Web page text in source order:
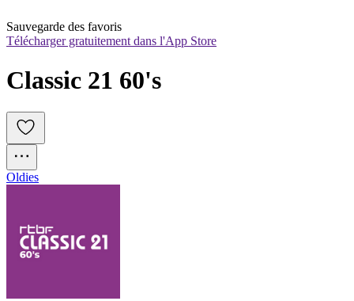
Sauvegarde des favoris
Télécharger gratuitement dans l'App Store
Classic 21 60's
Oldies